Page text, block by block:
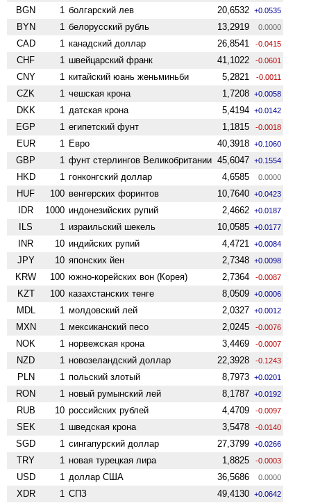
BGN 1 болгарский лев 20,6532 +0.0535
BYN 1 белорусский рубль 13,2919 0.0000
CAD 1 канадский доллар 26,8541 -0.0415
CHF 1 швейцарский франк 41,1022 -0.0601
CNY 1 китайский юань женьминьби 5,2821 -0.0011
CZK 1 чешская крона 1,7208 +0.0058
DKK 1 датская крона 5,4194 +0.0142
EGP 1 египетский фунт 1,1815 -0.0018
EUR 1 Евро 40,3918 +0.1060
GBP 1 фунт стерлингов Велико­британии 45,6047 +0.1554
HKD 1 гонконгский доллар 4,6585 0.0000
HUF 100 венгерских форинтов 10,7640 +0.0423
IDR 1000 индонезийских рупий 2,4662 +0.0187
ILS 1 израильский шекель 10,0585 +0.0177
INR 10 индийских рупий 4,4721 +0.0084
JPY 10 японских йен 2,7348 +0.0098
KRW 100 южно-корейских вон (Корея) 2,7364 -0.0087
KZT 100 казахстанских тенге 8,0509 +0.0006
MDL 1 молдовский лей 2,0327 +0.0012
MXN 1 мексиканский песо 2,0245 -0.0076
NOK 1 норвежская крона 3,4469 -0.0007
NZD 1 ново­зеландский доллар 22,3928 -0.1243
PLN 1 польский злотый 8,7973 +0.0201
RON 1 новый румынский лей 8,1787 +0.0192
RUB 10 российских рублей 4,4709 -0.0097
SEK 1 шведская крона 3,5478 -0.0140
SGD 1 сингапурский доллар 27,3799 +0.0266
TRY 1 новая турецкая лира 1,8825 -0.0003
USD 1 доллар США 36,5686 0.0000
XDR 1 СПЗ 49,4130 +0.0642